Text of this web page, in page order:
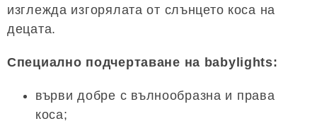
изглежда изгорялата от слънцето коса на
децата.
Специално подчертаване на babylights:
върви добре с вълнообразна и права
коса;